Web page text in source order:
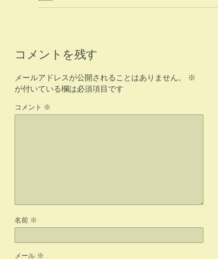
コメントを残す
メールアドレスが公開されることはありません。
※
が付いている欄は必須項目です
コメント ※
名前 ※
メール ※